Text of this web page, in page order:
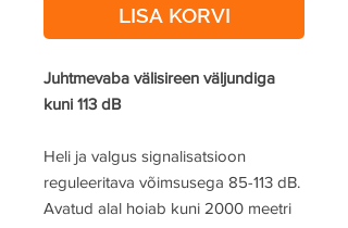
LISA KORVI
Juhtmevaba välisireen väljundiga
kuni 113 dB
Heli ja valgus signalisatsioon
reguleeritava võimsusega 85-113 dB.
Avatud alal hoiab kuni 2000 meetri